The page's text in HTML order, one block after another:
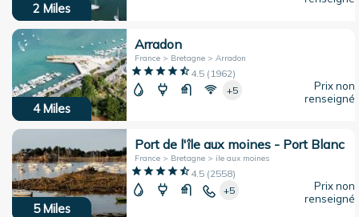
2 Miles
4 Miles
Arradon
France > Bretagne > Arradon
4.5( 1962)
+5
Prix non
renseigné
5 Miles
Port de l'île aux moines - Port Blanc
France > Bretagne > ile aux moines
4.5(2558)
+5
Prix non
renseigné